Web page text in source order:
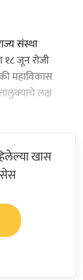
संस्था
१८ जून रोजी
महाविकास
लक्ष
खास